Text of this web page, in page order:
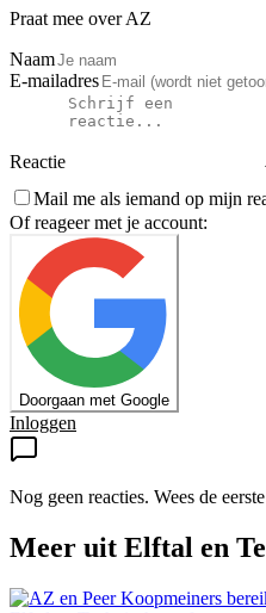
Praat mee over AZ
Naam
E-mailadres
Reactie
Mail me als iemand op mijn
Of reageer met je account:
Doorgaan met Google
Inloggen
Nog geen reacties. Wees de
Meer uit Elftal en